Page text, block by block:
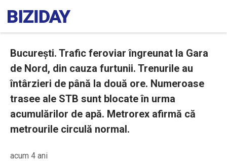
București. Trafic feroviar îngreunat la Gara
de Nord, din cauza furtunii. Trenurile au
întârzieri de până la două ore. Numeroase
trasee ale STB sunt blocate în urma
acumulărilor de apă. Metrorex afirmă că
metrourile circulă normal.
acum 4 ani